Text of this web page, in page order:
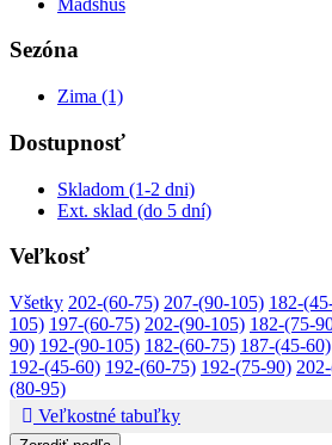
Sezóna
Zima (1)
Dostupnosť
Skladom (1-2 dni)
Ext. sklad (do 5 dní)
Veľkosť
Všetky 202-(60-75) 207-(90-105) 182-
105) 197-(60-75) 202-(90-105) 182-(75-
90) 192-(90-105) 182-(60-75) 187-(45-60)
192-(45-60) 192-(60-75) 192-(75-90)
(80-95)
Veľkostné tabuľky